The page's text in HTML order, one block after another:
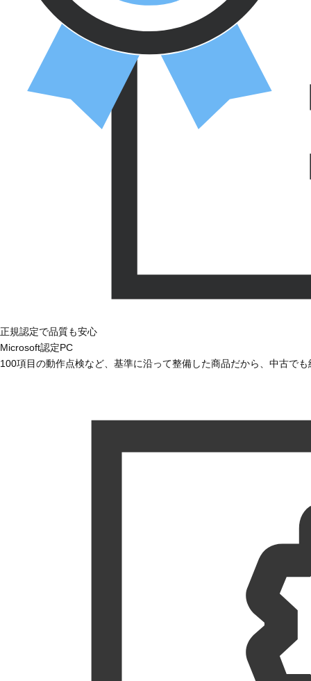
正規認定で品質も安心
Microsoft認定PC
100項目の動作点検など、基準に沿って整備した商品だから、中古で